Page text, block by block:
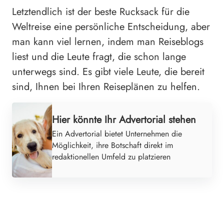
Letztendlich ist der beste Rucksack für die
Weltreise eine persönliche Entscheidung, aber
man kann viel lernen, indem man Reiseblogs
liest und die Leute fragt, die schon lange
unterwegs sind. Es gibt viele Leute, die bereit
sind, Ihnen bei Ihren Reiseplänen zu helfen.
Hier könnte Ihr Advertorial stehen
Ein Advertorial bietet Unternehmen die
Möglichkeit, ihre Botschaft direkt im
redaktionellen Umfeld zu platzieren